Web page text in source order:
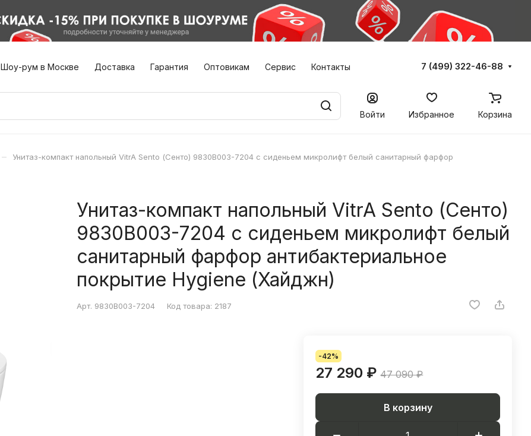
Шоу-рум в Москве Доставка Гарантия Оптовикам Сервис Контакты 7 (499) 322-46-88
Войти Избранное Корзина
–
Унитаз-компакт напольный VitrA Sento (Сенто) 9830B003-7204 с сиденьем микролифт белый санитарный фарфор
Унитаз-компакт напольный VitrA Sento (Сенто)
9830B003-7204 с сиденьем микролифт белый
санитарный фарфор антибактериальное
покрытие Hygiene (Хайджн)
Арт. 9830B003-7204 Код товара: 2187
-42%
27 290 ₽ 47 090 ₽
В корзину